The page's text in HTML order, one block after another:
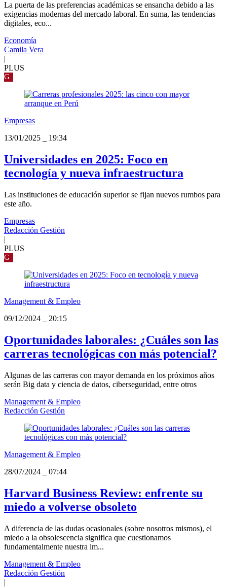
La puerta de las preferencias académicas se ensancha debido a las
exigencias modernas del mercado laboral. En suma, las tendencias
digitales, eco...
Economía
Camila Vera
|
PLUS
G
Empresas
13/01/2025
19:34
Universidades en 2025: Foco en
tecnología y nueva infraestructura
Las instituciones de educación superior se fijan nuevos rumbos para
este año.
Empresas
Redacción Gestión
|
PLUS
G
Management & Empleo
09/12/2024
20:15
Oportunidades laborales: ¿Cuáles son las
carreras tecnológicas con más potencial?
Algunas de las carreras con mayor demanda en los próximos años
serán Big data y ciencia de datos, ciberseguridad, entre otros
Management & Empleo
Redacción Gestión
Management & Empleo
28/07/2024
07:44
Harvard Business Review: enfrente su
miedo a volverse obsoleto
A diferencia de las dudas ocasionales (sobre nosotros mismos), el
miedo a la obsolescencia significa que cuestionamos
fundamentalmente nuestra im...
Management & Empleo
Redacción Gestión
|